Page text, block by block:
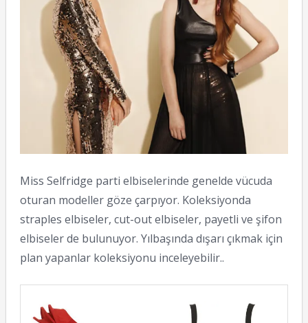
Miss Selfridge parti elbiselerinde genelde vücuda
oturan modeller göze çarpıyor. Koleksiyonda
straples elbiseler, cut-out elbiseler, payetli ve şifon
elbiseler de bulunuyor. Yılbaşında dışarı çıkmak için
plan yapanlar koleksiyonu inceleyebilir..